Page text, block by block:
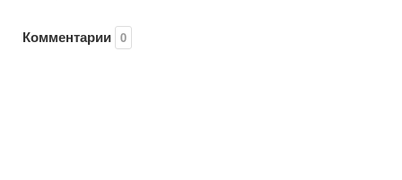
Комментарии 0